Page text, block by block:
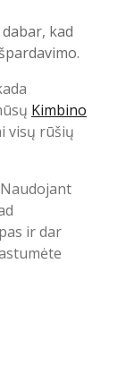
kad
Kimbino
visų rūšių
ir dar